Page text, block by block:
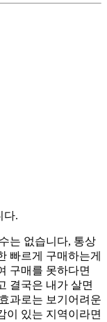
다.
는 없습니다, 통상
빠르게 구매하는게
구매를 못하다면
결국은 내가 살면
과로는 보기어려운
이 있는 지역이라면